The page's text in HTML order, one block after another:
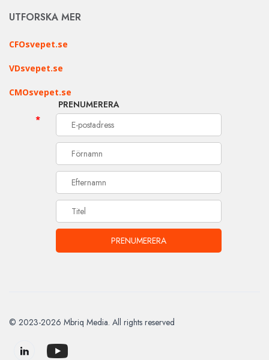
UTFORSKA MER
CFOsvepet.se
VDsvepet.se
CMOsvepet.se
PRENUMERERA
*
© 2023-2026 Mbriq Media. All rights reserved